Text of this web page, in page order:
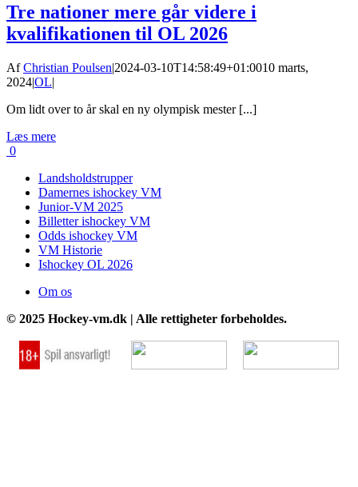
Tre nationer mere går videre i
kvalifikationen til OL 2026
AfChristian Poulsen|2024-03-10T14:58:49+01:0010 marts,
2024|OL|
Om lidt over to år skal en ny olympisk mester [...]
Læs mere
0
Landsholdstrupper
Damernes ishockey VM
Junior-VM 2025
Billetter ishockey VM
Odds ishockey VM
VM Historie
Ishockey OL 2026
Om os
© 2025 Hockey-vm.dk | Alle rettigheter forbeholdes.